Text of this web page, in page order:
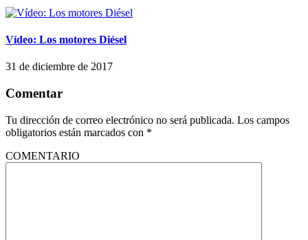
Vídeo: Los motores Diésel
31 de diciembre de 2017
Comentar
Tu dirección de correo electrónico no será publicada. Los campos
obligatorios están marcados con *
COMENTARIO